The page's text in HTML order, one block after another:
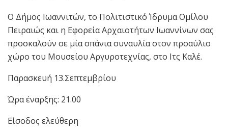
Ο Δήμος Ιωαννιτών, το Πολιτιστικό Ίδρυμα Ομίλου
Πειραιώς και η Εφορεία Αρχαιοτήτων Ιωαννίνων σας
προσκαλούν σε μία σπάνια συναυλία στον προαύλιο
χώρο του Μουσείου Αργυροτεχνίας, στο Ιτς Καλέ.
Παρασκευή 13.Σεπτεμβρίου
Ώρα έναρξης: 21.00
Είσοδος ελεύθερη